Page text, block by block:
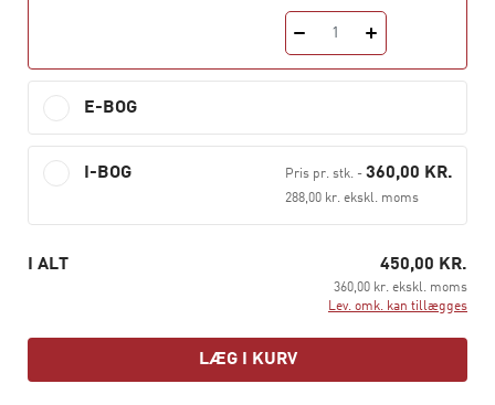
mentaliseringsevne. Bogen henvender sig især til
lærere, skolepædagoger, sundhedsplejersker,
psykologer, AKT-vejledere og PPR-medarbejdere
1
E-BOG
I-BOG Pris pr. stk.- 360,00 KR.
288,00 kr. ekskl. moms
I ALT 450,00 KR.
360,00 kr. ekskl. moms
Lev. omk. kan tillægges
LÆG I KURV